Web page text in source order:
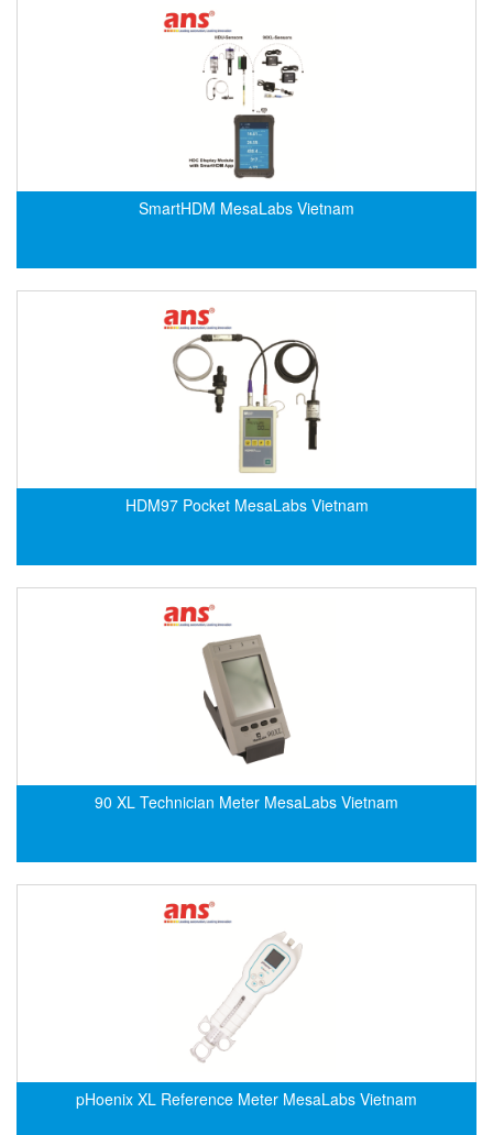
ENCEL Vietnam
Enensys Vietnam
Enerdoor
Environmental Compliance Products
Epro/Emerson
ESA Automation Vietnam
EUCHNER GmbH + Co. KG VietNam
Exergen
Exide Technologies Vietnam
SmartHDM MesaLabs Vietnam
HDM97 Pocket MesaLabs Vietnam
90 XL Technician Meter MesaLabs Vietnam
pHoenix XL Reference Meter MesaLabs Vietnam